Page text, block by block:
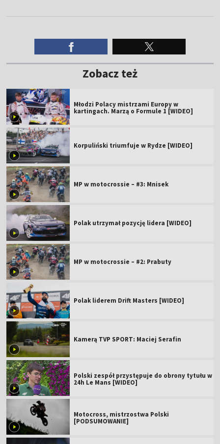
Zobacz też
Młodzi Polacy mistrzami Europy w
kartingach. Marzą o Formule 1 [WIDEO]
Korpuliński triumfuje w Rydze [WIDEO]
MP w motocrossie – #3: Mnisek
Polak utrzymał pozycję lidera [WIDEO]
MP w motocrossie – #2: Prabuty
Polak liderem Drift Masters [WIDEO]
Kamerą TVP SPORT: Maciej Serafin
Polski zespół przystępuje do obrony tytułu w
24h Le Mans [WIDEO]
Motocross, mistrzostwa Polski
[PODSUMOWANIE]